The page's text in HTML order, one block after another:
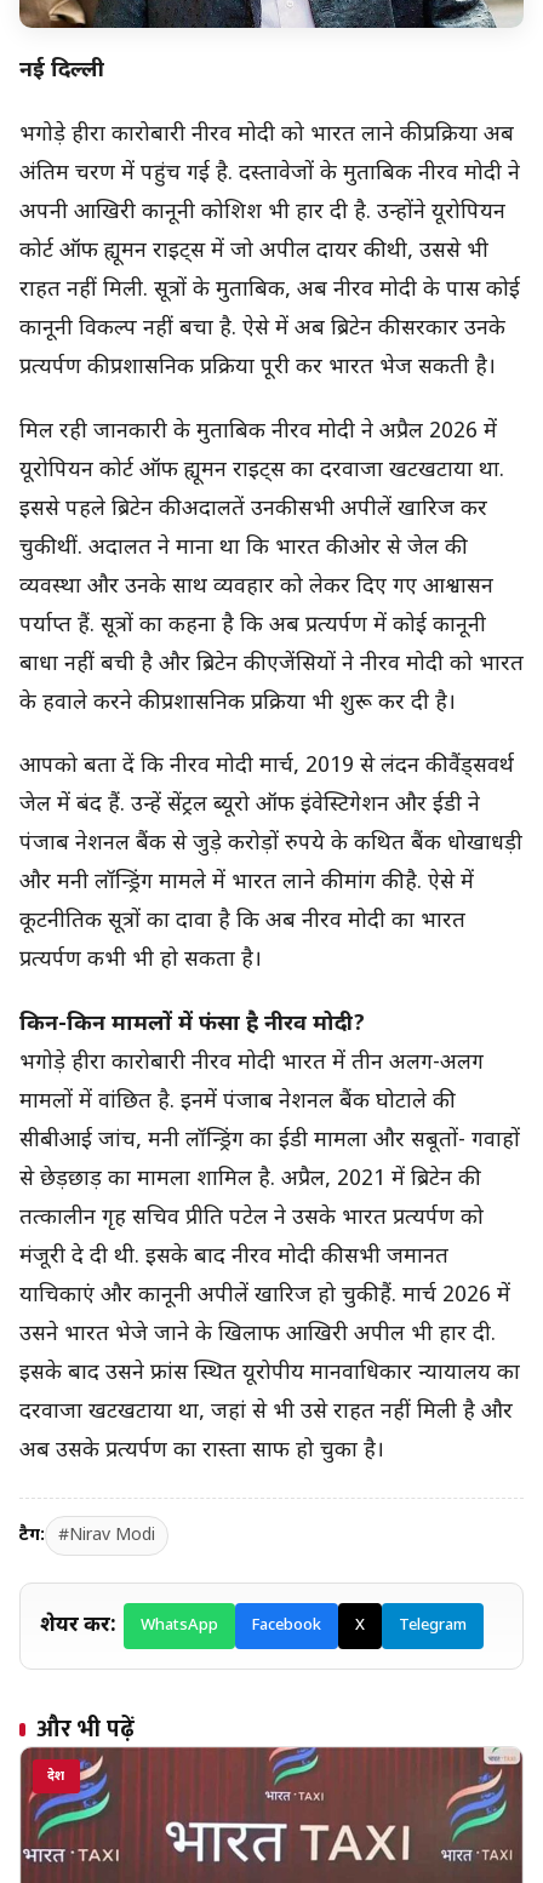
नई दिल्ली
भगोड़े हीरा कारोबारी नीरव मोदी को भारत लाने की प्रक्रिया अब
अंतिम चरण में पहुंच गई है. दस्तावेजों के मुताबिक नीरव मोदी ने
अपनी आखिरी कानूनी कोशिश भी हार दी है. उन्होंने यूरोपियन
कोर्ट ऑफ ह्यूमन राइट्स में जो अपील दायर की थी, उससे भी
राहत नहीं मिली. सूत्रों के मुताबिक, अब नीरव मोदी के पास कोई
कानूनी विकल्प नहीं बचा है. ऐसे में अब ब्रिटेन की सरकार उनके
प्रत्यर्पण की प्रशासनिक प्रक्रिया पूरी कर भारत भेज सकती है।
मिल रही जानकारी के मुताबिक नीरव मोदी ने अप्रैल 2026 में
यूरोपियन कोर्ट ऑफ ह्यूमन राइट्स का दरवाजा खटखटाया था.
इससे पहले ब्रिटेन की अदालतें उनकी सभी अपीलें खारिज कर
चुकी थीं. अदालत ने माना था कि भारत की ओर से जेल की
व्यवस्था और उनके साथ व्यवहार को लेकर दिए गए आश्वासन
पर्याप्त हैं. सूत्रों का कहना है कि अब प्रत्यर्पण में कोई कानूनी
बाधा नहीं बची है और ब्रिटेन की एजेंसियों ने नीरव मोदी को भारत
के हवाले करने की प्रशासनिक प्रक्रिया भी शुरू कर दी है।
आपको बता दें कि नीरव मोदी मार्च, 2019 से लंदन की वैंड्सवर्थ
जेल में बंद हैं. उन्हें सेंट्रल ब्यूरो ऑफ इंवेस्टिगेशन और ईडी ने
पंजाब नेशनल बैंक से जुड़े करोड़ों रुपये के कथित बैंक धोखाधड़ी
और मनी लॉन्ड्रिंग मामले में भारत लाने की मांग की है. ऐसे में
कूटनीतिक सूत्रों का दावा है कि अब नीरव मोदी का भारत
प्रत्यर्पण कभी भी हो सकता है।
किन-किन मामलों में फंसा है नीरव मोदी?
भगोड़े हीरा कारोबारी नीरव मोदी भारत में तीन अलग-अलग
मामलों में वांछित है. इनमें पंजाब नेशनल बैंक घोटाले की
सीबीआई जांच, मनी लॉन्ड्रिंग का ईडी मामला और सबूतों- गवाहों
से छेड़छाड़ का मामला शामिल है. अप्रैल, 2021 में ब्रिटेन की
तत्कालीन गृह सचिव प्रीति पटेल ने उसके भारत प्रत्यर्पण को
मंजूरी दे दी थी. इसके बाद नीरव मोदी की सभी जमानत
याचिकाएं और कानूनी अपीलें खारिज हो चुकी हैं. मार्च 2026 में
उसने भारत भेजे जाने के खिलाफ आखिरी अपील भी हार दी.
इसके बाद उसने फ्रांस स्थित यूरोपीय मानवाधिकार न्यायालय का
दरवाजा खटखटाया था, जहां से भी उसे राहत नहीं मिली है और
अब उसके प्रत्यर्पण का रास्ता साफ हो चुका है।
टैग: #Nirav Modi
शेयर करें: WhatsApp Facebook X Telegram
और भी पढ़ें
देश